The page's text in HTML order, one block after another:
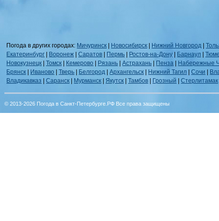
Погода в других городах: Мичуринск | Новосибирск | Нижний Новгород |
Екатеринбург | Воронеж |Саратов | Пермь | Ростов-на-Дону | Барнаул |
Новокузнецк |Томск | Кемерово | Рязань |Астрахань | Пенза | Набережные
Брянск | Иваново |Тверь | Белгород |Архангельск | Нижний Тагил |Сочи |
Владикавказ |Саранск | Мурманск | Якутск |Тамбов | Грозный |Стерлитамак
© 2013-2026 Погода в Санкт-Петербурге.РФ Все права защищены